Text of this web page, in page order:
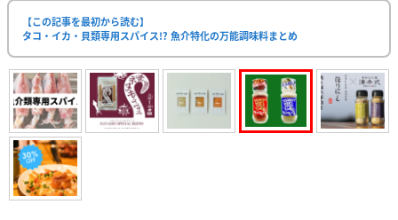
【この記事を最初から読む】
タコ・イカ・貝類専用スパイス!? 魚介特化の万能調味料まとめ